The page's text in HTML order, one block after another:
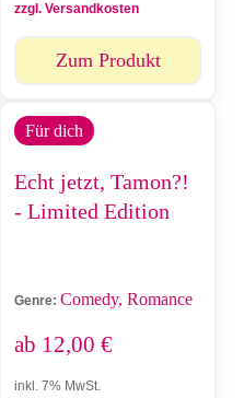
zzgl. Versandkosten
Zum Produkt
Für dich
Echt jetzt, Tamon?!
- Limited Edition
Genre: Comedy, Romance
ab 12,00 €
inkl. 7% MwSt.